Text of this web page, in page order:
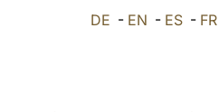
DE - EN - ES - FR